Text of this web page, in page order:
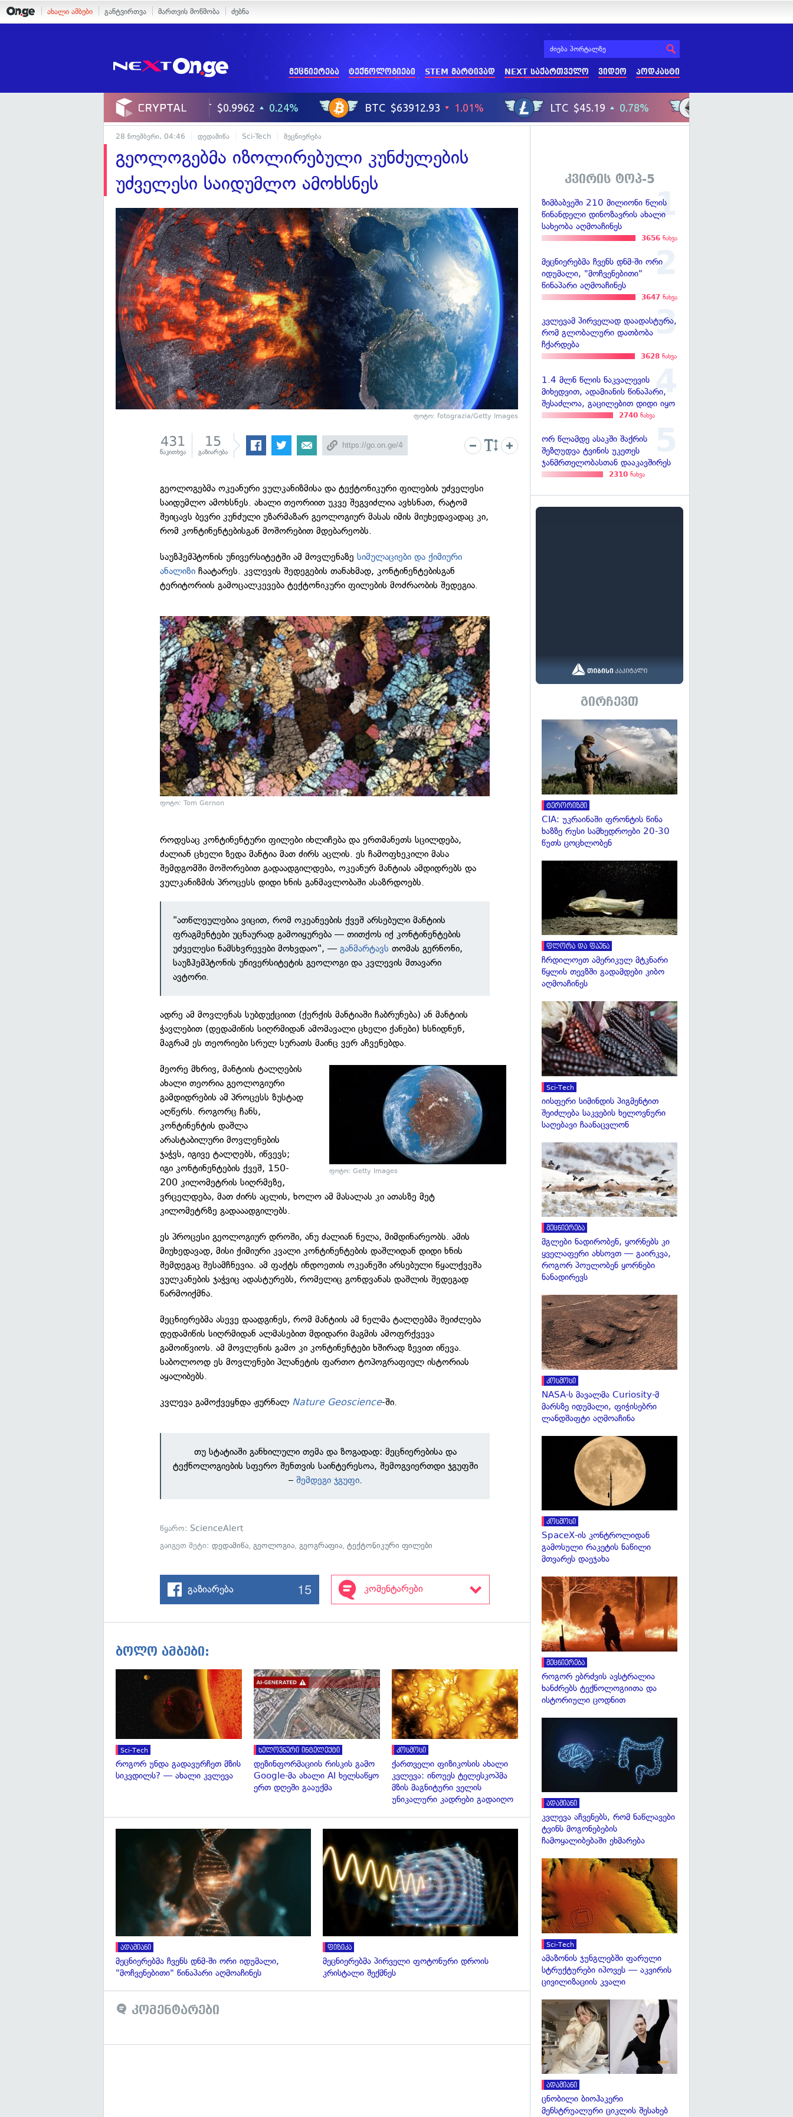
ახალი ამბები განტვირთვა მართვის მოწმობა ძებნა
მეცნიერება ტექნოლოგიები STEM მარტივად NEXT საქართველო ვიდეო პოდკასტი
28 ნოემბერი, 04:46 დედამიწა Sci-Tech მეცნიერება
გეოლოგებმა იზოლირებული კუნძულების
უძველესი საიდუმლო ამოხსნეს
ფოტო: fotograzia/Getty Images
431
წაკითხვა
15
გაზიარება
გეოლოგებმა ოკეანური ვულკანიზმისა და ტექტონიკური ფილების უძველესი
საიდუმლო ამოხსნეს. ახალი თეორიით უკვე შეგვიძლია ავხსნათ, რატომ
შეიცავს ბევრი კუნძული უზარმაზარ გეოლოგიურ მასას იმის მიუხედავადაც კი,
რომ კონტინენტებისგან მოშორებით მდებარეობს.
საუზჰემპტონის უნივერსიტეტში ამ მოვლენაზესიმულაციები და ქიმიური
ანალიზი ჩაატარეს. კვლევის შედეგების თანახმად, კონტინენტებისგან
ტერიტორიის გამოცალკევება ტექტონიკური ფილების მოძრაობის შედეგია.
ფოტო: Tom Gernon
როდესაც კონტინენტური ფილები იხლიჩება და ერთმანეთს სცილდება,
ძალიან ცხელი ზედა მანტია მათ ძირს აცლის. ეს ჩამოფხეკილი მასა
შემდგომში მოშორებით გადაადგილდება, ოკეანურ მანტიას ამდიდრებს და
ვულკანიზმის პროცესს დიდი ხნის განმავლობაში ასაზრდოებს.
"ათწლეულებია ვიცით, რომ ოკეანეების ქვეშ არსებული მანტიის
ფრაგმენტები უცნაურად გამოიყურება — თითქოს იქ კონტინენტების
უძველესი ნამსხვრევები მოხვდაო", —განმარტავს თომას გერნონი,
საუზჰემპტონის უნივერსიტეტის გეოლოგი და კვლევის მთავარი
ავტორი.
ადრე ამ მოვლენას სუბდუქციით (ქერქის მანტიაში ჩაბრუნება) ან მანტიის
ჭავლებით (დედამიწის სიღრმიდან ამომავალი ცხელი ქანები) ხსნიდნენ,
მაგრამ ეს თეორიები სრულ სურათს მაინც ვერ აჩვენებდა.
ფოტო: Getty Images
მეორე მხრივ, მანტიის ტალღების
ახალი თეორია გეოლოგიური
გამდიდრების ამ პროცესს ზუსტად
აღწერს. როგორც ჩანს,
კონტინენტის დაშლა
არასტაბილური მოვლენების
ჯაჭვს, იგივე ტალღებს, იწვევს;
იგი კონტინენტების ქვეშ, 150-
200 კილომეტრის სიღრმეზე,
ვრცელდება, მათ ძირს აცლის, ხოლო ამ მასალას კი ათასზე მეტ
კილომეტრზე გადააადგილებს.
ეს პროცესი გეოლოგიურ დროში, ანუ ძალიან ნელა, მიმდინარეობს. ამის
მიუხედავად, მისი ქიმიური კვალი კონტინენტების დაშლიდან დიდი ხნის
შემდეგაც შესამჩნევია. ამ ფაქტს ინდოეთის ოკეანეში არსებული წყალქვეშა
ვულკანების ჯაჭვიც ადასტურებს, რომელიც გონდვანას დაშლის შედეგად
წარმოიქმნა.
მეცნიერებმა ასევე დაადგინეს, რომ მანტიის ამ ნელმა ტალღებმა შეიძლება
დედამიწის სიღრმიდან ალმასებით მდიდარი მაგმის ამოფრქვევა
გამოიწვიოს. ამ მოვლენის გამო კი კონტინენტები ხშირად ზევით იწევა.
საბოლოოდ ეს მოვლენები პლანეტის ფართო ტოპოგრაფიულ ისტორიას
აყალიბებს.
კვლევა გამოქვეყნდა ჟურნალ Nature Geoscience-ში.
თუ სტატიაში განხილული თემა და ზოგადად: მეცნიერებისა და
ტექნოლოგიების სფერო შენთვის საინტერესოა, შემოგვიერთდი ჯგუფში
–შემდეგი ჯგუფი.
წყარო: ScienceAlert
გაიგეთ მეტი:დედამიწა,გეოლოგია,გეოგრაფია,ტექტონიკური ფილები
გაზიარება 15 კომენტარები
ბოლო ამბები:
გადახედვა
Sci-Tech
როგორ უნდა გადავურჩეთ მზის
სიკვდილს? — ახალი კვლევა
გადახედვა
ხელოვნური ინტელექტი
დეზინფორმაციის რისკის გამო
Google-მა ახალი AI ხელსაწყო
ერთ დღეში გააუქმა
გადახედვა
კოსმოსი
ქართველი ფიზიკოსის ახალი
კვლევა: ინოუეს ტელესკოპმა
მზის მაგნიტური ველის
უნიკალური კადრები გადაიღო
ადამიანი
მეცნიერებმა ჩვენს დნმ-ში ორი იდუმალი,
"მოჩვენებითი" წინაპარი აღმოაჩინეს
გადახედვა
ფიზიკა
მეცნიერებმა პირველი ფოტონური დროის
კრისტალი შექმნეს
კომენტარები
კვირის ტოპ-5
ზიმბაბვეში 210 მილიონი წლის
წინანდელი დინოზავრის ახალი
სახეობა აღმოაჩინეს
3656 ნახვა
მეცნიერებმა ჩვენს დნმ-ში ორი
იდუმალი, "მოჩვენებითი"
წინაპარი აღმოაჩინეს
3647 ნახვა
კვლევამ პირველად დაადასტურა,
რომ გლობალური დათბობა
ჩქარდება
3628 ნახვა
1.4 მლნ წლის ნაკვალევის
მიხედვით, ადამიანის წინაპარი,
შესაძლოა, გაცილებით დიდი იყო
2740 ნახვა
ორ წლამდე ასაკში შაქრის
შეზღუდვა ტვინის უკეთეს
ჯანმრთელობასთან დააკავშირეს
2310 ნახვა
გირჩევთ
ტერორიზმი
CIA: უკრაინაში ფრონტის წინა
ხაზზე რუსი სამხედროები 20-30
წუთს ცოცხლობენ
ფლორა და ფაუნა
ჩრდილოეთ ამერიკულ მტკნარი
წყლის თევზში გადამდები კიბო
აღმოაჩინეს
Sci-Tech
იისფერი სიმინდის პიგმენტით
შეიძლება საკვების ხელოვნური
საღებავი ჩაანაცვლონ
მეცნიერება
მგლები ნადირობენ, ყორნებს კი
ყველაფერი ახსოვთ — გაირკვა,
როგორ პოულობენ ყორნები
ნანადირევს
კოსმოსი
NASA-ს მავალმა Curiosity-მ
მარსზე იდუმალი, ფიჭისებრი
ლანდშაფტი აღმოაჩინა
კოსმოსი
SpaceX-ის კონტროლიდან
გამოსული რაკეტის ნაწილი
მთვარეს დაეჯახა
მეცნიერება
როგორ ებრძვის ავსტრალია
ხანძრებს ტექნოლოგიითა და
ისტორიული ცოდნით
ადამიანი
კვლევა აჩვენებს, რომ ნაწლავები
ტვინს მოგონებების
ჩამოყალიბებაში ეხმარება
Sci-Tech
ამაზონის ჯუნგლებში ფარული
სტრუქტურები იპოვეს — აკვირის
ცივილიზაციის კვალი
ადამიანი
ცნობილი ბიოჰაკერი
მენსტრუალური ციკლის შესახებ